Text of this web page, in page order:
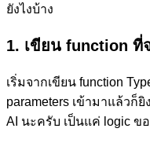
ยังไงบ้าง
1. เขียน function ที่
เริ่มจากเขียน function
parameters เข้ามาแล้วก็ยิ
AI นะครับ เป็นแค่ logic ขอ